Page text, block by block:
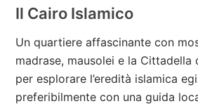
Il Cairo Islamico
Un quartiere affascinante con
madrase, mausolei e la Cittadella
per esplorare l’eredità islamica
preferibilmente con una guida